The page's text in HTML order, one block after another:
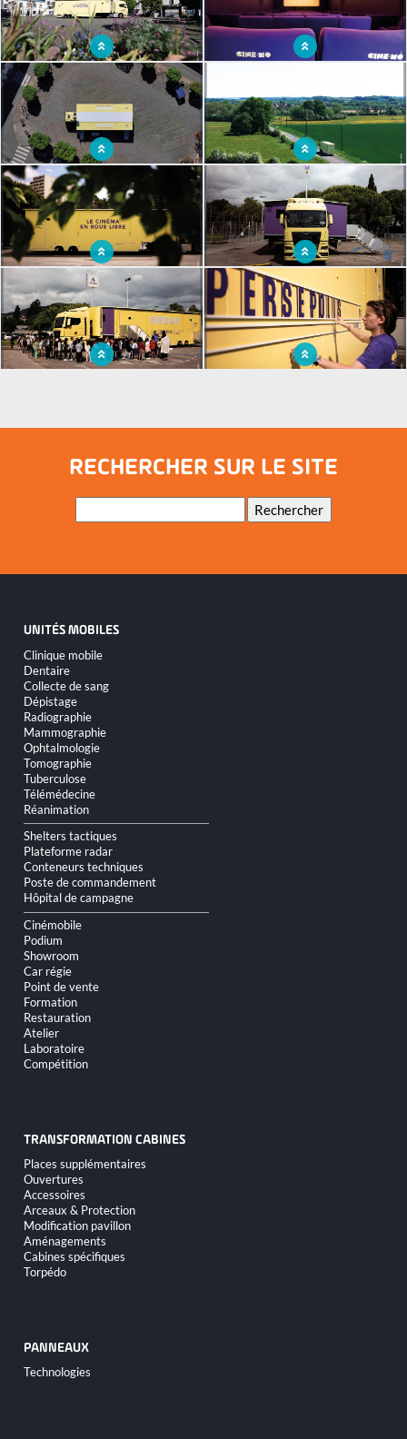
Un dispositif qui mise sur la mobilité
pour éveiller la passion du cinéma au
plus grand nombre
trouvent
Un camion à double extensions pour
apporter le cinéma à toutes et tous
Aller vers les spectateurs grâce au
cinémobile pour favoriser l'accès à la
culture
Adultes ou enfants, tous peuvent
profiter d'un moment de détente en
visionnant un film dans le CinéMo
Sensibiliser et éduquer à l'image, telle
est l'une des missions du CinéMo
RECHERCHER SUR LE SITE
Mots-
Rechercher
UNITÉS MOBILES
Aller
au
contenu
Clinique mobile
Dentaire
Collecte de sang
Dépistage
Radiographie
Mammographie
Ophtalmologie
Tomographie
Tuberculose
Télémédecine
Réanimation
Shelters tactiques
Plateforme radar
Conteneurs techniques
Poste de commandement
Hôpital de campagne
Cinémobile
Podium
Showroom
Car régie
Point de vente
Formation
Restauration
Atelier
Laboratoire
Compétition
TRANSFORMATION CABINES
Aller
au
contenu
Places supplémentaires
Ouvertures
Accessoires
Arceaux & Protection
Modification pavillon
Aménagements
Cabines spécifiques
Torpédo
PANNEAUX
Aller
au
Technologies